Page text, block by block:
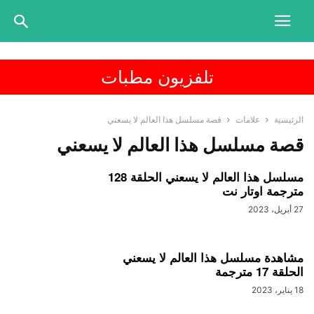
تلفزيون مطبات
الرئيسية علامات قصة مسلسل هذا العالم لا يسعني
قصة مسلسل هذا العالم لا يسعني
مسلسل هذا العالم لا يسعني الحلقة 128
مترجمة اوتار نت
27 أبريل، 2023
مشاهدة مسلسل هذا العالم لا يسعني
الحلقة 17 مترجمة
18 يناير، 2023